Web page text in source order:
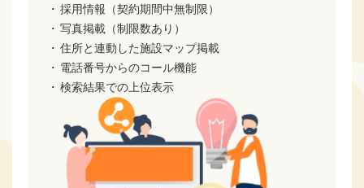
採用情報（契約期間中無制限）
写真掲載（制限数あり）
住所と連動した施設マップ掲載
電話番号からのコール機能
検索結果での上位表示